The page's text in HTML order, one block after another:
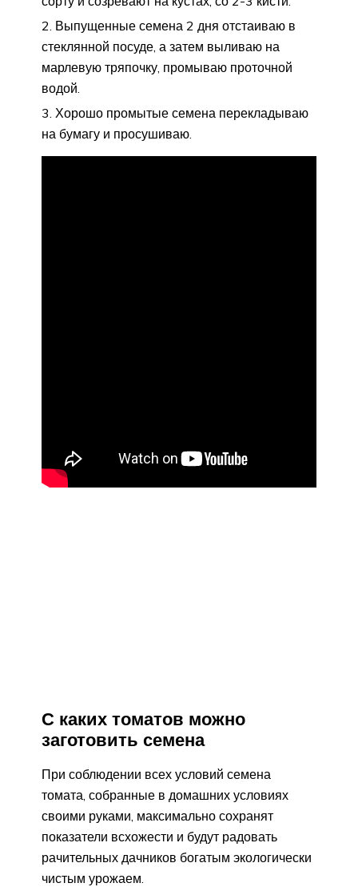
Выпущенные семена 2 дня отстаиваю в
стеклянной посуде, а затем выливаю на
марлевую тряпочку, промываю проточной
водой.
Хорошо промытые семена перекладываю
на бумагу и просушиваю.
С каких томатов можно
заготовить семена
При соблюдении всех условий семена
томата, собранные в домашних условиях
своими руками, максимально сохранят
показатели всхожести и будут радовать
рачительных дачников богатым экологически
чистым урожаем.